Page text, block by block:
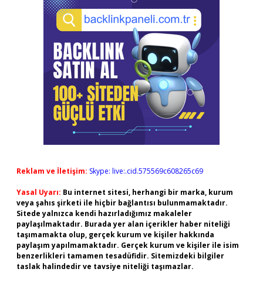
Reklam ve İletişim: Skype: live:.cid.575569c608265c69
Yasal Uyarı: Bu internet sitesi, herhangi bir marka, kurum
veya şahıs şirketi ile hiçbir bağlantısı bulunmamaktadır.
Sitede yalnızca kendi hazırladığımız makaleler
paylaşılmaktadır. Burada yer alan içerikler haber niteliği
taşımamakta olup, gerçek kurum ve kişiler hakkında
paylaşım yapılmamaktadır. Gerçek kurum ve kişiler ile isim
benzerlikleri tamamen tesadüfidir. Sitemizdeki bilgiler
taslak halindedir ve tavsiye niteliği taşımazlar.